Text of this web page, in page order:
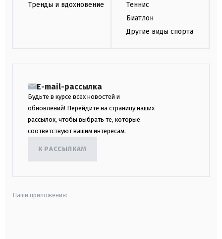
Тренды и вдохновение
Теннис
Биатлон
Другие виды спорта
E-mail-рассылка
Будьте в курсе всех новостей и
обновлений! Перейдите на страницу наших
рассылок, чтобы выбрать те, которые
соответствуют вашим интересам.
К РАССЫЛКАМ
Наши приложения: